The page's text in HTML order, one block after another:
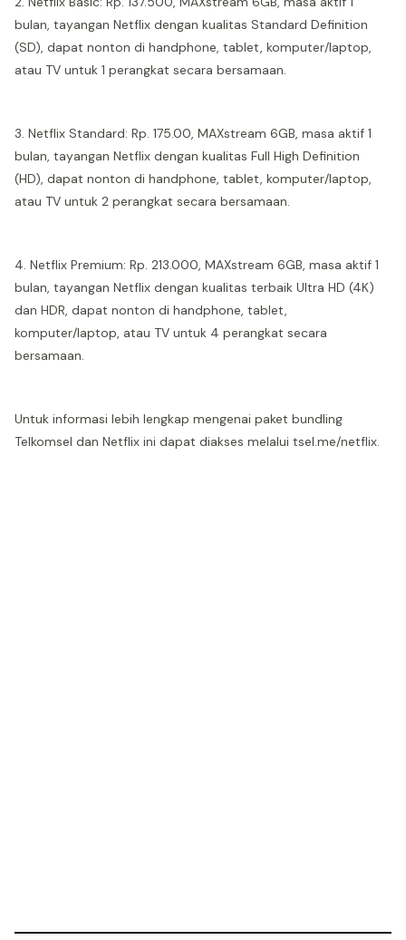
bulan, tayangan Netflix dengan kualitas Standard Definition
(SD), dapat nonton di handphone, tablet, komputer/laptop,
atau TV untuk 1 perangkat secara bersamaan.
3. Netflix Standard: Rp. 175.00, MAXstream 6GB, masa aktif 1
bulan, tayangan Netflix dengan kualitas Full High Definition
(HD), dapat nonton di handphone, tablet, komputer/laptop,
atau TV untuk 2 perangkat secara bersamaan.
4. Netflix Premium: Rp. 213.000, MAXstream 6GB, masa aktif 1
bulan, tayangan Netflix dengan kualitas terbaik Ultra HD (4K)
dan HDR, dapat nonton di handphone, tablet,
komputer/laptop, atau TV untuk 4 perangkat secara
bersamaan.
Untuk informasi lebih lengkap mengenai paket bundling
Telkomsel dan Netflix ini dapat diakses melalui tsel.me/netflix.